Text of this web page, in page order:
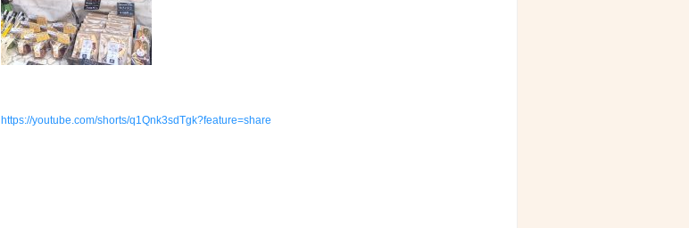
https://youtube.com/shorts/q1Qnk3sdTgk?feature=share